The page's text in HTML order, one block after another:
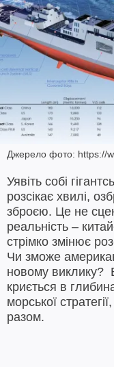
Джерело фото: https://
Уявіть собі
розсікає хвилі,
зброєю. Це не
реальність –
стрімко змінює
Чи зможе
новому виклику?
криється в
морської
разом.